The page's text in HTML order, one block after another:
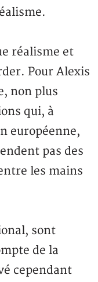
réalisme et
Pour Alexis
non plus
qui, à
européenne,
pas des
les mains
sont
de la
cependant